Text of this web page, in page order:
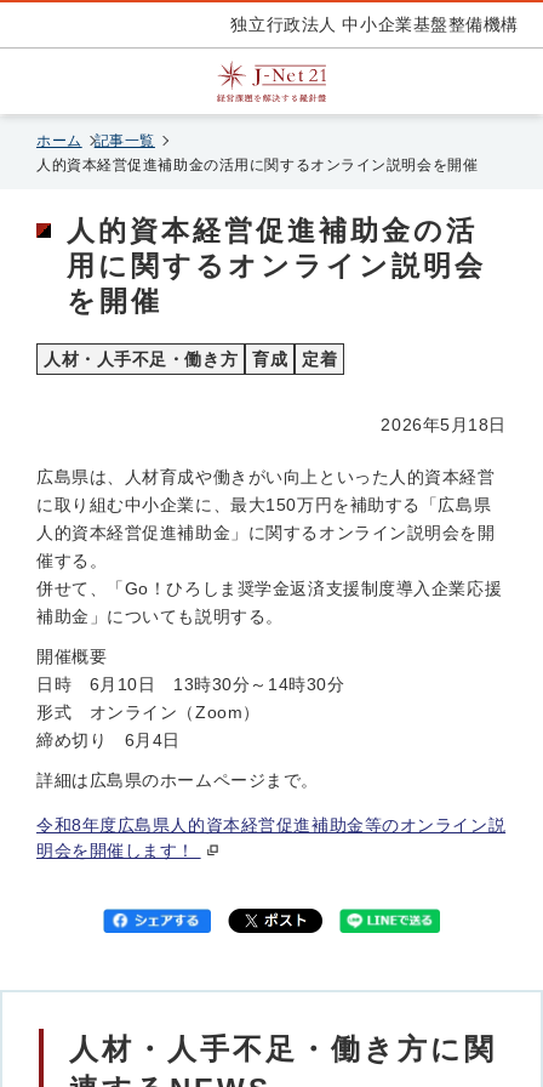
独立行政法人 中小企業基盤整備機構
ホーム
記事一覧
人的資本経営促進補助金の活用に関するオンライン説明会を開催
人的資本経営促進補助金の活
用に関するオンライン説明会
を開催
人材・人手不足・働き方 育成 定着
2026年5月18日
広島県は、人材育成や働きがい向上といった人的資本経営
に取り組む中小企業に、最大150万円を補助する「広島県
人的資本経営促進補助金」に関するオンライン説明会を開
催する。
併せて、「Go！ひろしま奨学金返済支援制度導入企業応援
補助金」についても説明する。
開催概要
日時 6月10日 13時30分～14時30分
形式 オンライン（Zoom）
締め切り 6月4日
詳細は広島県のホームページまで。
令和8年度広島県人的資本経営促進補助金等のオンライン説
明会を開催します！
人材・人手不足・働き方に関